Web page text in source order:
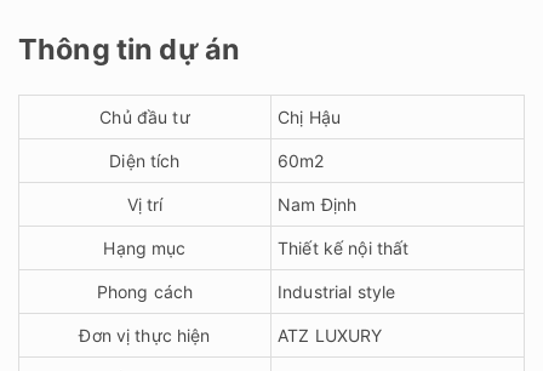
Thông tin dự án
Chủ đầu tư Chị Hậu
Diện tích 60m2
Vị trí Nam Định
Hạng mục Thiết kế nội thất
Phong cách Industrial style
Đơn vị thực hiện ATZ LUXURY